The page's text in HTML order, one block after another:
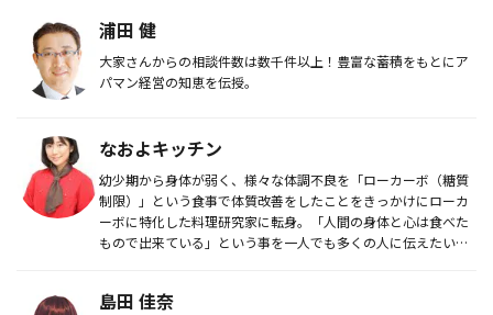
浦田 健
大家さんからの相談件数は数千件以上！豊富な蓄積をもとにア
パマン経営の知恵を伝授。
なおよキッチン
幼少期から身体が弱く、様々な体調不良を「ローカーボ（糖質
制限）」という食事で体質改善をしたことをきっかけにローカ
ーボに特化した料理研究家に転身。「人間の身体と心は食べた
もので出来ている」という事を一人でも多くの人に伝えたいと
島田 佳奈